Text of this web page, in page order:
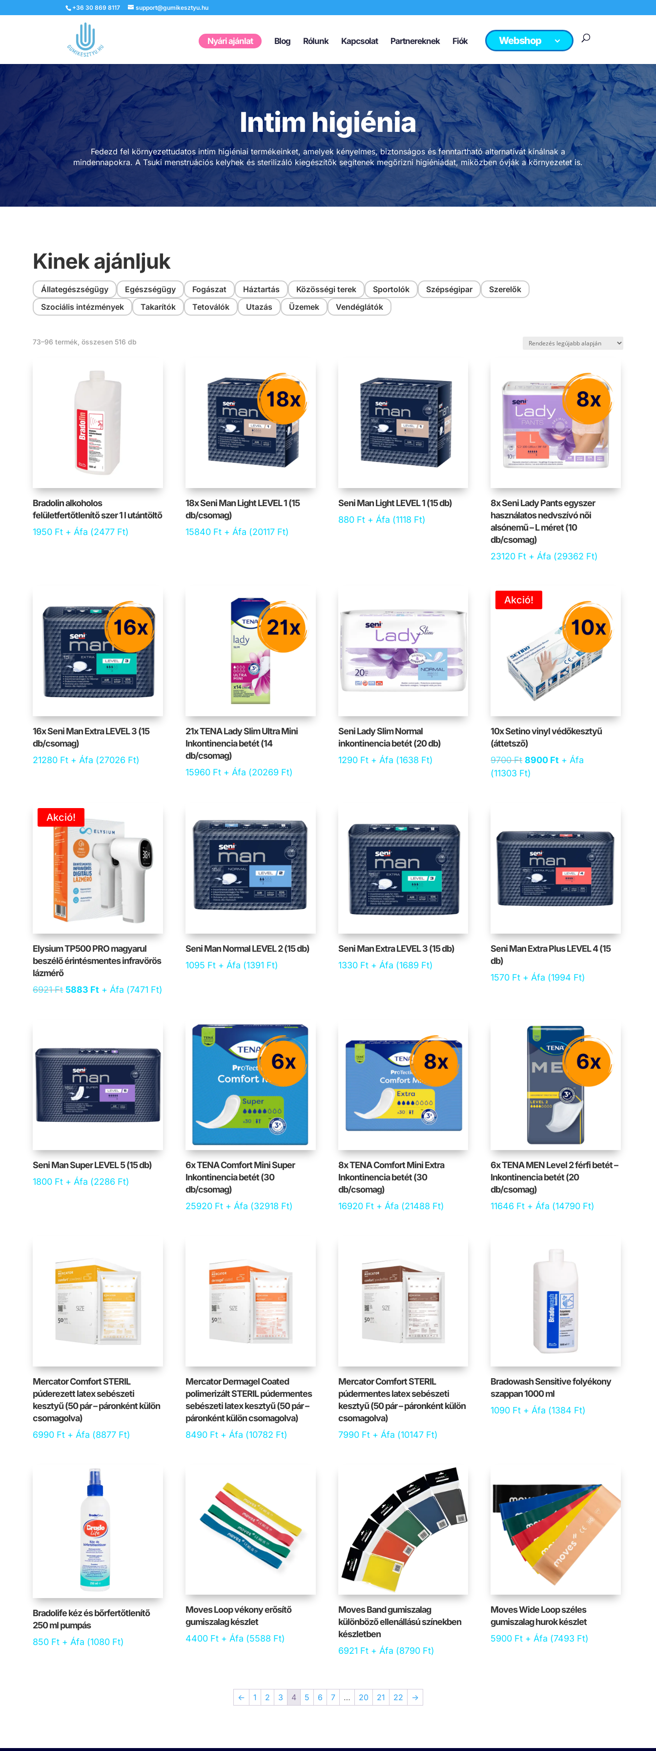
+36 30 869 8117 support@gumikesztyu.hu
Nyári ajánlat Blog Rólunk Kapcsolat Partnereknek Fiók Webshop
Intim higiénia
Fedezd fel környezettudatos intim higiéniai termékeinket, amelyek kényelmes, biztonságos és fenntartható alternatívát kínálnak a
mindennapokra. A Tsuki menstruációs kelyhek és sterilizáló kiegészítők segítenek megőrizni higiéniádat, miközben óvják a környezetet is.
Kinek ajánljuk
Állategészségügy Egészségügy Fogászat Háztartás Közösségi terek Sportolók Szépségipar
Szerelők
Szociális intézmények
Takarítók Tetoválók Utazás Üzemek Vendéglátók
73–96 termék, összesen 516 db
Bradolin alkoholos
felületfertőtlenítő szer 1 l utántöltő
1950 Ft + Áfa (2477 Ft)
18x Seni Man Light LEVEL 1 (15
db/csomag)
15840 Ft + Áfa (20117 Ft)
Seni Man Light LEVEL 1 (15 db)
880 Ft + Áfa (1118 Ft)
8x Seni Lady Pants egyszer
használatos nedvszívó női
alsónemű – L méret (10
db/csomag)
23120 Ft + Áfa (29362 Ft)
16x Seni Man Extra LEVEL 3 (15
db/csomag)
21280 Ft + Áfa (27026 Ft)
21x TENA Lady Slim Ultra Mini
Inkontinencia betét (14
db/csomag)
15960 Ft + Áfa (20269 Ft)
Seni Lady Slim Normal
inkontinencia betét (20 db)
1290 Ft + Áfa (1638 Ft)
Akció!
10x Setino vinyl védőkesztyű
(áttetsző)
9700Ft Original
price
8900 Ft Current
+ Áfa
(11303 Ft)
Akció!
Elysium TP500 PRO magyarul
beszélő érintésmentes infravörös
lázmérő
6921Ft Original
5883 Ft Current
+ Áfa (7471 Ft)
Seni Man Normal LEVEL 2 (15 db)
1095 Ft + Áfa (1391 Ft)
Seni Man Extra LEVEL 3 (15 db)
1330 Ft + Áfa (1689 Ft)
Seni Man Extra Plus LEVEL 4 (15
db)
1570 Ft + Áfa (1994 Ft)
Seni Man Super LEVEL 5 (15 db)
1800 Ft + Áfa (2286 Ft)
6x TENA Comfort Mini Super
Inkontinencia betét (30
db/csomag)
25920 Ft + Áfa (32918 Ft)
8x TENA Comfort Mini Extra
Inkontinencia betét (30
db/csomag)
16920 Ft + Áfa (21488 Ft)
6x TENA MEN Level 2 férfi betét –
Inkontinencia betét (20
db/csomag)
11646 Ft + Áfa (14790 Ft)
Mercator Comfort STERIL
púderezett latex sebészeti
kesztyű (50 pár – páronként külön
csomagolva)
6990 Ft + Áfa (8877 Ft)
Mercator Dermagel Coated
polimerizált STERIL púdermentes
sebészeti latex kesztyű (50 pár –
páronként külön csomagolva)
8490 Ft + Áfa (10782 Ft)
Mercator Comfort STERIL
púdermentes latex sebészeti
kesztyű (50 pár – páronként külön
csomagolva)
7990 Ft + Áfa (10147 Ft)
Bradowash Sensitive folyékony
szappan 1000 ml
1090 Ft + Áfa (1384 Ft)
Bradolife kéz és bőrfertőtlenítő
250 ml pumpás
850 Ft + Áfa (1080 Ft)
Moves Loop vékony erősítő
gumiszalag készlet
4400 Ft + Áfa (5588 Ft)
Moves Band gumiszalag
különböző ellenállású színekben
készletben
6921 Ft + Áfa (8790 Ft)
Moves Wide Loop széles
gumiszalag hurok készlet
5900 Ft + Áfa (7493 Ft)
← 1 2 3 4 5 6 7 … 20 21 22 →